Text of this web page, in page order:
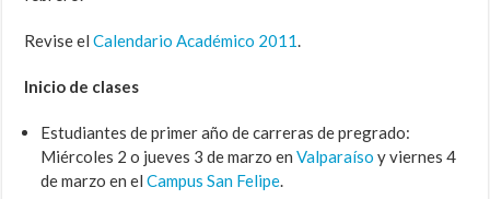
Revise elCalendario Académico 2011.
Inicio de clases
Estudiantes de primer año de carreras de pregrado:
Miércoles 2 o jueves 3 de marzo enValparaíso y viernes 4
de marzo en elCampus San Felipe.